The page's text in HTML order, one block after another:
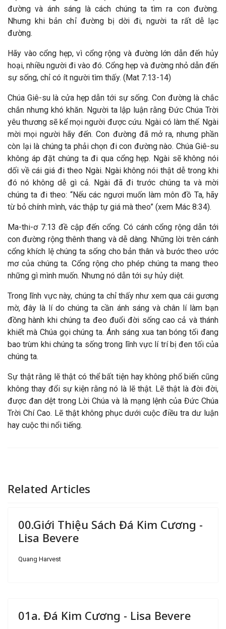
đường và ánh sáng là cách chúng ta tìm ra con đường.
Nhưng khi bản chỉ đường bị dời đi, người ta rất dễ lạc
đường.
Hãy vào cổng hẹp, vì cổng rộng và đường lớn dẫn đến hủy
hoại, nhiều người đi vào đó. Cổng hẹp và đường nhỏ dẫn đến
sự sống, chỉ có ít người tìm thấy. (Mat 7:13-14)
Chúa Giê-su là cửa hẹp dẫn tới sự sống. Con đường là chắc
chắn nhưng khó khăn. Người ta lập luận rằng Đức Chúa Trời
yêu thương sẽ kể mọi người được cứu. Ngài có làm thế. Ngài
mời mọi người hãy đến. Con đường đã mở ra, nhưng phần
còn lại là chúng ta phải chọn đi con đường nào. Chúa Giê-su
không áp đặt chúng ta đi qua cổng hẹp. Ngài sẽ không nói
dối về cái giá đi theo Ngài. Ngài không nói thật dễ trong khi
đó nó không dễ gì cả. Ngài đã đi trước chúng ta và mời
chúng ta đi theo: “Nếu các ngươi muốn làm môn đồ Ta, hãy
từ bỏ chính mình, vác thập tự giá mà theo” (xem Mác 8:34).
Ma-thi-ơ 7:13 đề cập đến cổng. Có cánh cổng rộng dẫn tới
con đường rộng thênh thang và dễ dàng. Những lời trên cánh
cổng khích lệ chúng ta sống cho bản thân và bước theo ước
mơ của chúng ta. Cổng rộng cho phép chúng ta mang theo
những gì mình muốn. Nhưng nó dẫn tới sự hủy diệt.
Trong lĩnh vực này, chúng ta chỉ thấy như xem qua cái gương
mờ, đây là lí do chúng ta cần ánh sáng và chân lí làm bạn
đồng hành khi chúng ta đeo đuổi đời sống cao cả và thánh
khiết mà Chúa gọi chúng ta. Ánh sáng xua tan bóng tối đang
bao trùm khi chúng ta sống trong lĩnh vực lí trí bị đen tối của
chúng ta.
Sự thật rằng lẽ thật có thể bất tiện hay không phổ biến cũng
không thay đổi sự kiện rằng nó là lẽ thật. Lẽ thật là đời đời,
được đan dệt trong Lời Chúa và là mạng lệnh của Đức Chúa
Trời Chí Cao. Lẽ thật không phục dưới cuộc điều tra dư luận
hay cuộc thi nổi tiếng.
Related Articles
00.Giới Thiệu Sách Đá Kim Cương -
Lisa Bevere
Quang Harvest
01a. Đá Kim Cương - Lisa Bevere